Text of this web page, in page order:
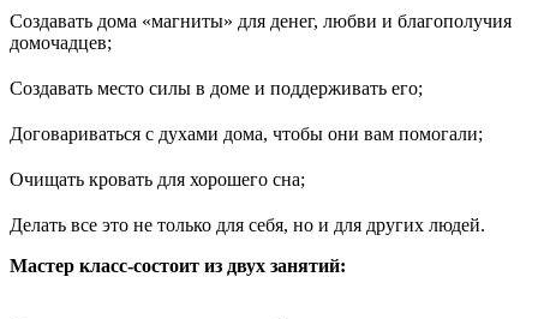
Создавать дома «магниты» для денег, любви и благополучия
домочадцев;
Создавать место силы в доме и поддерживать его;
Договариваться с духами дома, чтобы они вам помогали;
Очищать кровать для хорошего сна;
Делать все это не только для себя, но и для других людей.
Мастер класс-состоит из двух занятий: